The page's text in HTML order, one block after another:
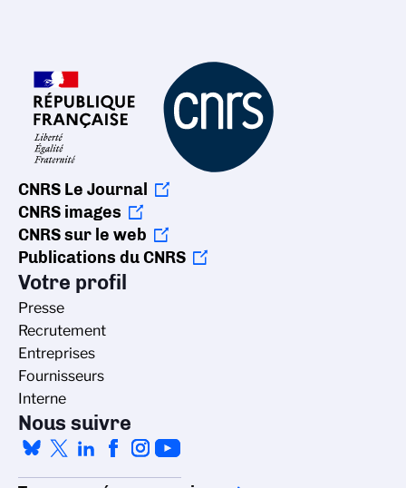
CNRS Le Journal
CNRS images
CNRS sur le web
Publications du CNRS
Votre profil
Presse
Recrutement
Entreprises
Fournisseurs
Interne
Nous suivre